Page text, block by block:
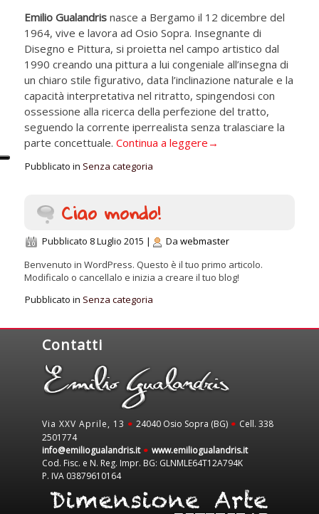
Emilio Gualandris nasce a Bergamo il 12 dicembre del
1964, vive e lavora ad Osio Sopra. Insegnante di
Disegno e Pittura, si proietta nel campo artistico dal
1990 creando una pittura a lui congeniale all’insegna di
un chiaro stile figurativo, data l’inclinazione naturale e la
capacità interpretativa nel ritratto, spingendosi con
ossessione alla ricerca della perfezione del tratto,
seguendo la corrente iperrealista senza tralasciare la
parte concettuale.Continua a leggere →
Pubblicato in Senza categoria
Ciao mondo!
Pubblicato 8 Luglio 2015 | Da webmaster
Benvenuto in WordPress. Questo è il tuo primo articolo.
Modificalo o cancellalo e inizia a creare il tuo blog!
Pubblicato in Senza categoria
Contatti
Via XXV Aprile, 13 • 24040 Osio Sopra (BG) • Cell. 338
2501774
info@emiliogualandris.it • www.emiliogualandris.it
Cod. Fisc. e N. Reg. Impr. BG: GLNMLE64T12A794K
P. IVA 03879610164